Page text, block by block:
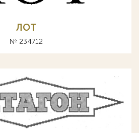
ЛОТ
№ 234712